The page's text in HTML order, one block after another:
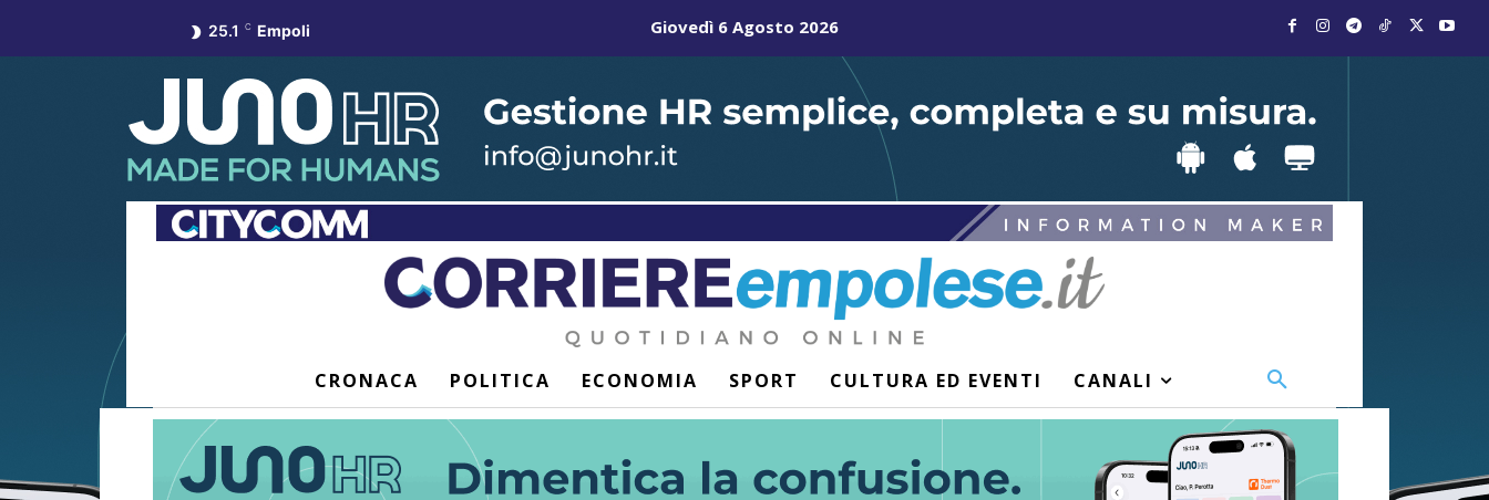
25.1 C Empoli Giovedì 6 Agosto 2026
CRONACA POLITICA ECONOMIA SPORT CULTURA ED EVENTI CANALI